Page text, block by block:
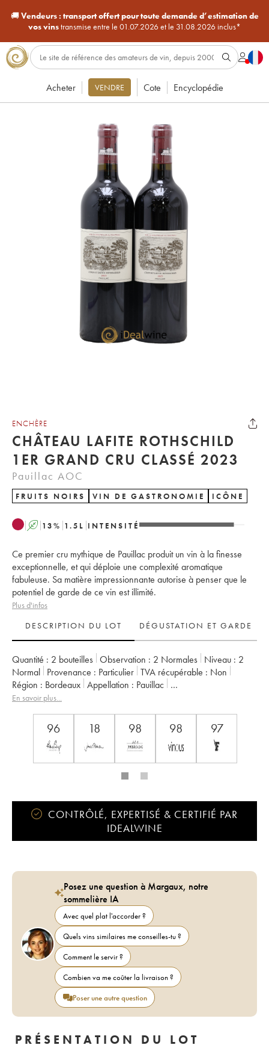
🚚Vendeurs : transport offert pour toute demande d’estimation de
vos vinstransmise entre le 01.07.2026 et le 31.08.2026 inclus*
Acheter VENDRE Cote Encyclopédie
ENCHÈRE
CHÂTEAU LAFITE ROTHSCHILD
1ER GRAND CRU CLASSÉ 2023
Pauillac AOC
FRUITS NOIRS VIN DE GASTRONOMIE ICÔNE
A 13% 1.5 L INTENSITÉ
Ce premier cru mythique de Pauillac produit un vin à la finesse
exceptionnelle, et qui déploie une complexité aromatique
fabuleuse. Sa matière impressionnante autorise à penser que le
potentiel de garde de ce vin est illimité.
Plus d'infos
DESCRIPTION DU LOT
DÉGUSTATION ET GARDE
Quantité : 2 bouteilles Observation : 2 Normales Niveau : 2
Normal
Provenance : particulier TVA récupérable :
non
Région :
Bordeaux Appellation : Pauillac
Classement :
En savoir plus...
96 18 98 98 97
CONTRÔLÉ, EXPERTISÉ & CERTIFIÉ PAR
IDEALWINE
Posez une question à Margaux, notre
sommelière IA
Avec quel plat l'accorder ?
Quels vins similaires me conseilles-tu ?
Comment le servir ?
Combien va me coûter la livraison ?
Poser une autre question
PRÉSENTATION DU LOT